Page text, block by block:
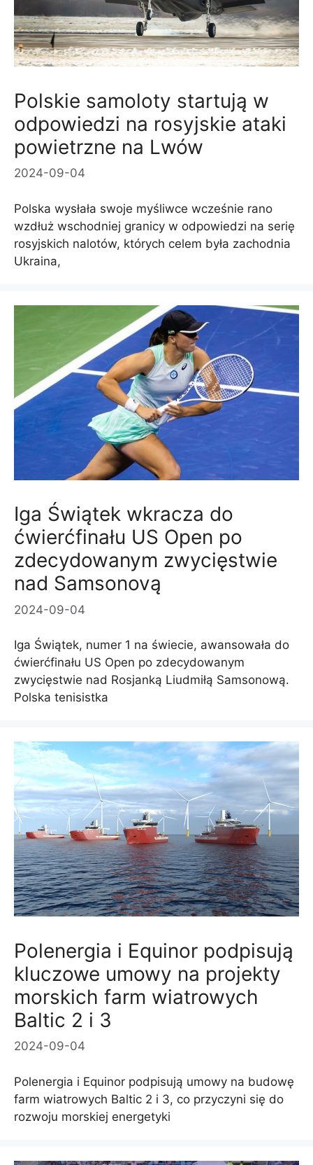
Polskie samoloty startują w
odpowiedzi na rosyjskie ataki
powietrzne na Lwów
2024-09-04
Polska wysłała swoje myśliwce wcześnie rano
wzdłuż wschodniej granicy w odpowiedzi na serię
rosyjskich nalotów, których celem była zachodnia
Ukraina,
Iga Świątek wkracza do
ćwierćfinału US Open po
zdecydowanym zwycięstwie
nad Samsonovą
2024-09-04
Iga Świątek, numer 1 na świecie, awansowała do
ćwierćfinału US Open po zdecydowanym
zwycięstwie nad Rosjanką Liudmiłą Samsonową.
Polska tenisistka
Polenergia i Equinor podpisują
kluczowe umowy na projekty
morskich farm wiatrowych
Baltic 2 i 3
2024-09-04
Polenergia i Equinor podpisują umowy na budowę
farm wiatrowych Baltic 2 i 3, co przyczyni się do
rozwoju morskiej energetyki